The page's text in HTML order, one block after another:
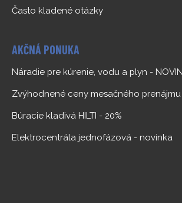
Často kladené otázky
AKČNÁ PONUKA
Náradie pre kúrenie, vodu a plyn -
Zvýhodnené ceny mesačného prenájmu
Búracie kladivá HILTI - 20%
Elektrocentrála jednofázová - novinka